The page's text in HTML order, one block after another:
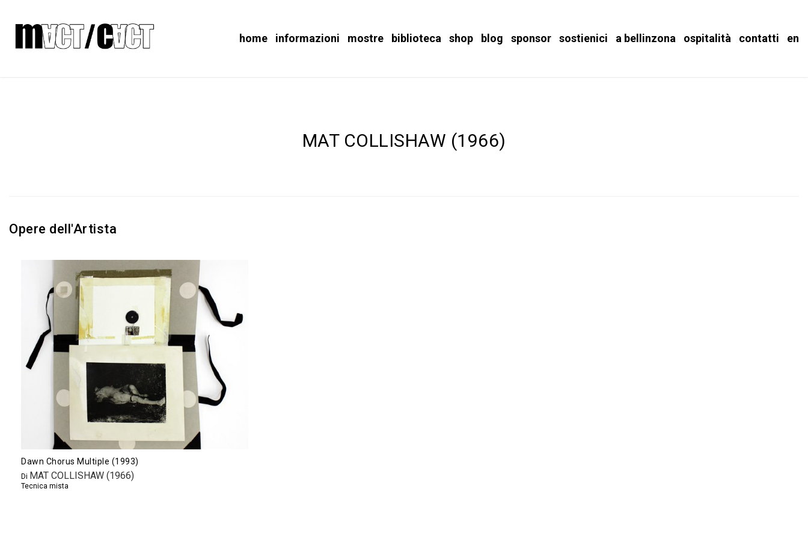
home informazioni mostre biblioteca shop blog sponsor sostienici a bellinzona ospitalità contatti en
MAT COLLISHAW (1966)
Opere dell'Artista
Dawn Chorus Multiple (1993)
Di MAT COLLISHAW (1966)
Tecnica mista